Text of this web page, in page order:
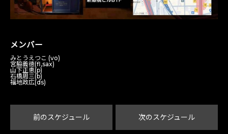
メンバー
みとうえつこ (vo)
宮脇義徳(fl,sax)
山下正恵(p)
石橋周三(b)
福地政広(ds)
前のスケジュール 次のスケジュール